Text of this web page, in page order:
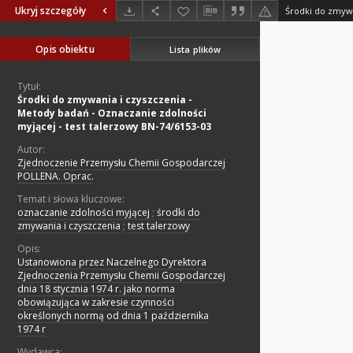
Ukryj szczegóły
Opis obiektu Lista plików
Tytuł:
Środki do zmywania i czyszczenia -
Metody badań - Oznaczanie zdolności
myjącej - test talerzowy BN-74/6153-03
Autor:
Zjednoczenie Przemysłu Chemii Gospodarczej
POLLENA. Oprac.
Temat i słowa kluczowe:
oznaczanie zdolności myjącej ; środki do
zmywania i czyszczenia ; test talerzowy
Opis:
Ustanowiona przez Naczelnego Dyrektora
Zjednoczenia Przemysłu Chemii Gospodarczej
dnia 18 stycznia 1974 r. jako norma
obowiązująca w zakresie czynności
określonych normą od dnia 1 października
1974 r